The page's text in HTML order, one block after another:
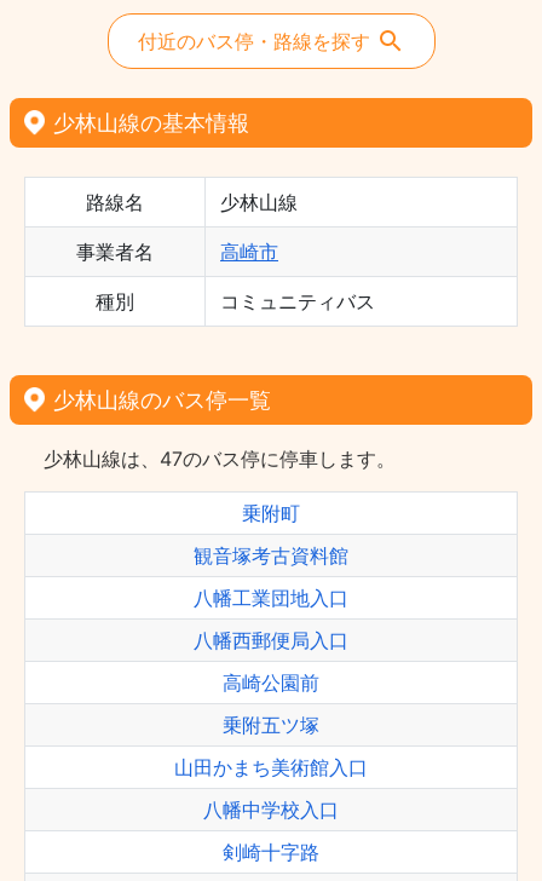
付近のバス停・路線を探す
少林山線の基本情報
路線名 少林山線
事業者名 高崎市
種別 コミュニティバス
少林山線のバス停一覧
少林山線は、47のバス停に停車します。
乗附町
観音塚考古資料館
八幡工業団地入口
八幡西郵便局入口
高崎公園前
乗附五ツ塚
山田かまち美術館入口
八幡中学校入口
剣崎十字路